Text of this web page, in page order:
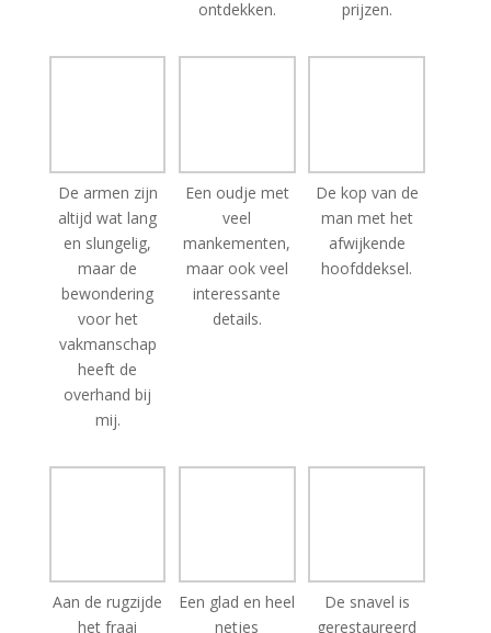
altijd wat lang
en slungelig,
maar de
bewondering
voor het
vakmanschap
heeft de
overhand bij
mij.
veel
mankementen,
maar ook veel
interessante
details.
man met het
afwijkende
hoofddeksel.
het fraai
gedetailleerd
kleed van de
netjes
gesneden kris
op de rug.
gerestaureerd
en klopt niet
helemaal. Die